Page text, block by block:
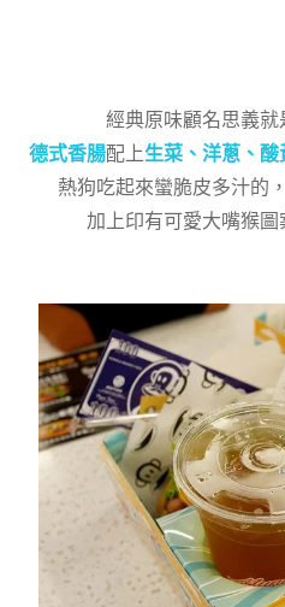
經典原味顧名思義
德式香腸配上生菜、洋蔥、
熱狗吃起來蠻脆皮多汁的
加上印有可愛大嘴猴